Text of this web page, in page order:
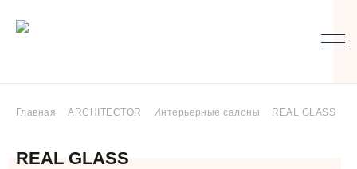
Главная ARCHITECTOR Интерьерные салоны REAL GLASS
REAL GLASS